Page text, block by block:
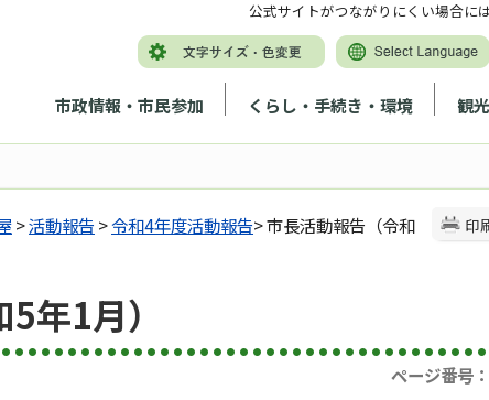
市政情報・市民参加 くらし・手続き・環境 観
公式サイトがつながりにくい場合に
印
>活動報告 >令和4年度活動報告> 市長活動報告（令和
年1月）
ページ番号